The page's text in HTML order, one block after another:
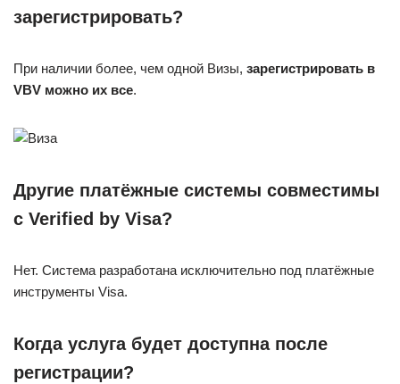
зарегистрировать?
При наличии более, чем одной Визы, зарегистрировать в
VBV можно их все.
Другие платёжные системы совместимы
с Verified by Visa?
Нет. Система разработана исключительно под платёжные
инструменты Visa.
Когда услуга будет доступна после
регистрации?